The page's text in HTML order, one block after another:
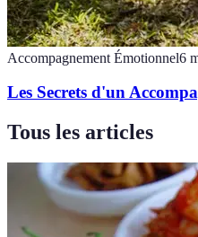
Accompagnement Émotionnel6
Les Secrets d'un
Tous les articles